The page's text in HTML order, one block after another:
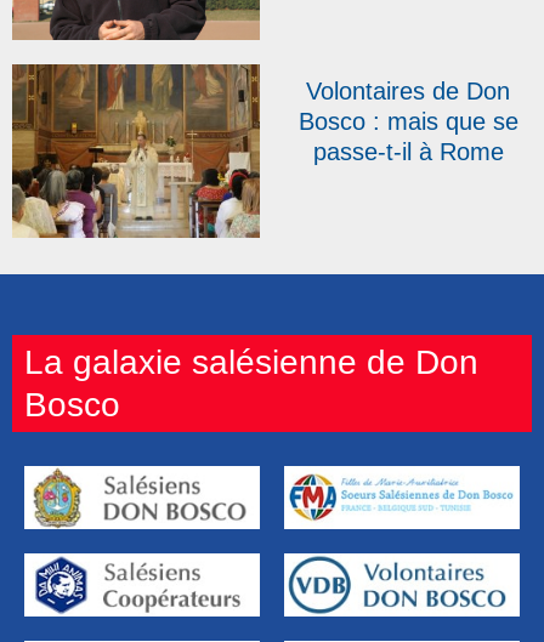
Volontaires de Don
Bosco : mais que se
passe-t-il à Rome
La galaxie salésienne de Don
Bosco